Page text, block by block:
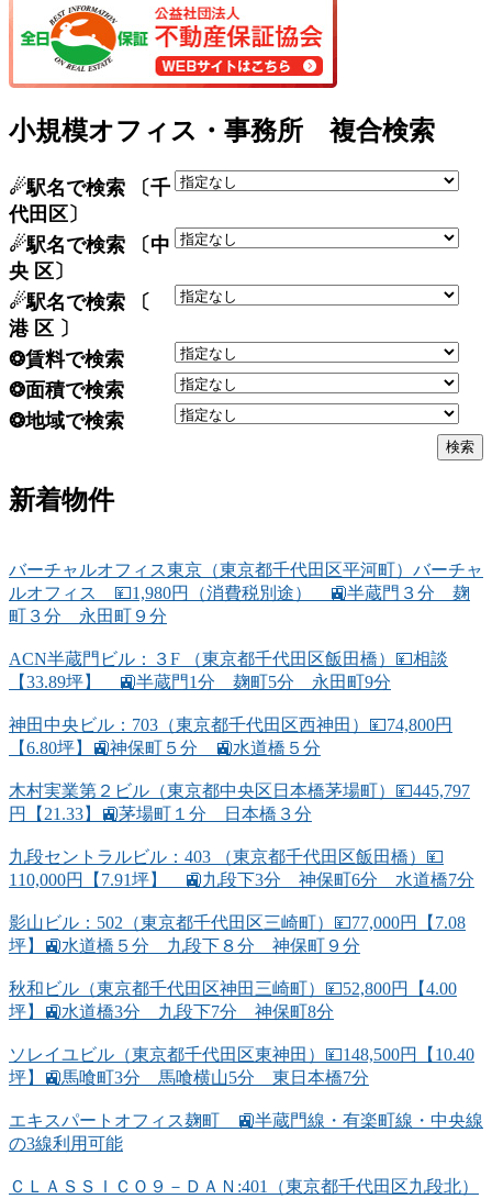
小規模オフィス・事務所 複合検索
☄駅名で検索 〔千
代田区〕
☄駅名で検索 〔中
央 区〕
☄駅名で検索 〔
港 区 〕
❂賃料で検索
❂面積で検索
❂地域で検索
新着物件
バーチャルオフィス東京（東京都千代田区平河町）バーチャ
ルオフィス 💴1,980円（消費税別途） 🚉半蔵門３分 麹
町３分 永田町９分
ACN半蔵門ビル：３F （東京都千代田区飯田橋）💴相談
【33.89坪】 🚉半蔵門1分 麹町5分 永田町9分
神田中央ビル：703（東京都千代田区西神田）💴74,800円
【6.80坪】🚉神保町５分 🚉水道橋５分
木村実業第２ビル（東京都中央区日本橋茅場町）💴445,797
円【21.33】🚉茅場町１分 日本橋３分
九段セントラルビル：403 （東京都千代田区飯田橋）💴
110,000円【7.91坪】 🚉九段下3分 神保町6分 水道橋7分
影山ビル：502（東京都千代田区三崎町）💴77,000円【7.08
坪】🚉水道橋５分 九段下８分 神保町９分
秋和ビル（東京都千代田区神田三崎町）💴52,800円【4.00
坪】🚉水道橋3分 九段下7分 神保町8分
ソレイユビル（東京都千代田区東神田）💴148,500円【10.40
坪】🚉馬喰町3分 馬喰横山5分 東日本橋7分
エキスパートオフィス麹町 🚉半蔵門線・有楽町線・中央線
の3線利用可能
ＣＬＡＳＳＩＣＯ９－ＤＡＮ:401（東京都千代田区九段北）